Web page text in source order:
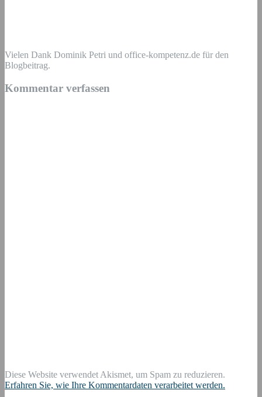
Vielen Dank Dominik Petri und office-kompetenz.de für den
Blogbeitrag.
Kommentar verfassen
Diese Website verwendet Akismet, um Spam zu reduzieren.
Erfahren Sie, wie Ihre Kommentardaten verarbeitet werden.